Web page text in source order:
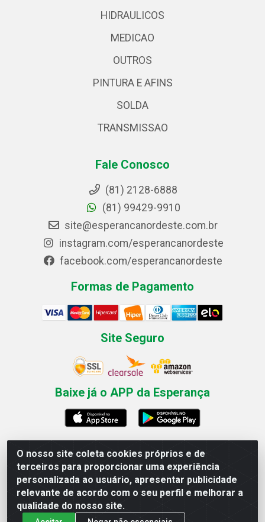
O nosso site coleta cookies próprios e de
terceiros para proporcionar uma experiência
personalizada ao usuário, apresentar publicidade
relevante de acordo com o seu perfil e melhorar a
qualidade do nosso site.
HIDRAULICOS
MEDICAO
OUTROS
PINTURA E AFINS
SOLDA
TRANSMISSAO
Fale Conosco
(81) 2128-6888
(81) 99429-9910
site@esperancanordeste.com.br
instagram.com/esperancanordeste
facebook.com/esperancanordeste
Formas de Pagamento
Site Seguro
Baixe já o APP da Esperança
Esperança Nordeste - Rua Professor Caldas Filho, 291 -
Estância - Recife / PE CEP: 50771-335 - CNPJ
03.666.136/0001-23